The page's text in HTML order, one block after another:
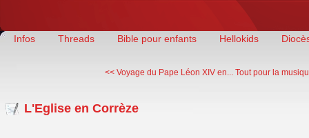
Infos Threads Bible pour enfants Hellokids
<< Voyage du Pape Léon XIV en... Tout pour la
L'Eglise en Corrèze